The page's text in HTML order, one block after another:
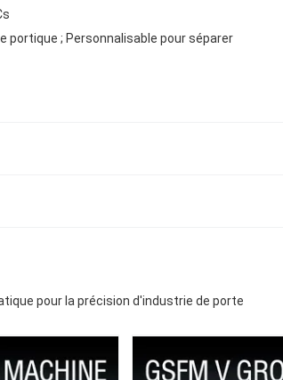
portique ; Personnalisable pour séparer
pour la précision d'industrie de porte